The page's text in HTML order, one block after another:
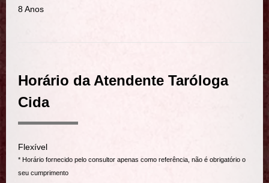
8 Anos
Horário da Atendente Taróloga
Cida
Flexível
* Horário fornecido pelo consultor apenas como referência, não é obrigatório o
seu cumprimento